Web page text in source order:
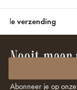
verzending
Nooit
Abonneer je op